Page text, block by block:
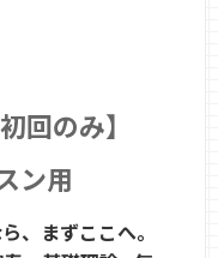
として音楽を始めたい
初回のみ】
ン用
、まずここへ。